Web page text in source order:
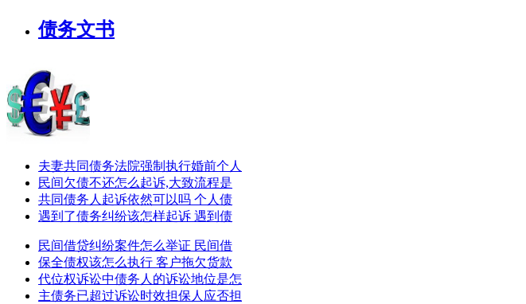
债务文书
夫妻共同债务法院强制执行婚前个人
民间欠债不还怎么起诉,大致流程是
共同债务人起诉依然可以吗 个人债
遇到了债务纠纷该怎样起诉 遇到债
民间借贷纠纷案件怎么举证 民间借
保全债权该怎么执行 客户拖欠货款
代位权诉讼中债务人的诉讼地位是怎
主债务已超过诉讼时效担保人应否担